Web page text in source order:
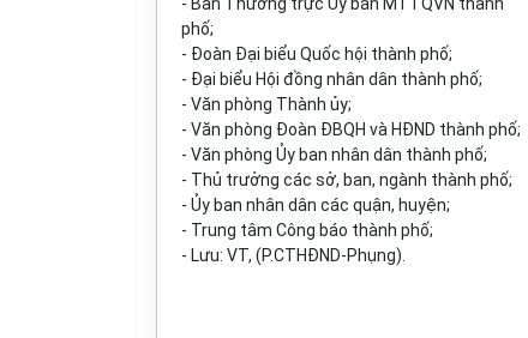
phố;
- Đoàn Đại biểu Quốc hội thành phố;
- Đại biểu Hội đồng nhân dân thành phố;
- Văn phòng Thành ủy;
- Văn phòng Đoàn ĐBQH và HĐND thành phố;
- Văn phòng Ủy ban nhân dân thành phố;
- Thủ trưởng các sở, ban, ngành thành phố;
- Ủy ban nhân dân các quận, huyện;
- Trung tâm Công báo thành phố;
- Lưu: VT, (P.CTHĐND-Phụng).